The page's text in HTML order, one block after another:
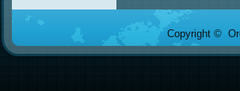
Copyright ©